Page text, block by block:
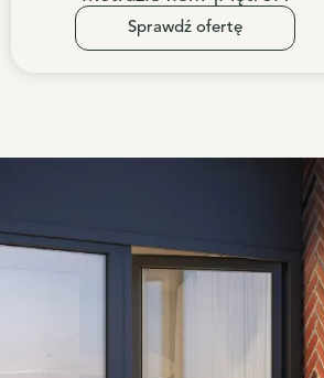
Sprawdź ofertę